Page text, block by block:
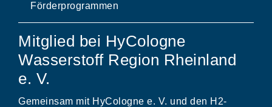
Förderprogrammen
Mitglied bei HyCologne
Wasserstoff Region Rheinland
e. V.
Gemeinsam mit HyCologne e. V. und den H2-